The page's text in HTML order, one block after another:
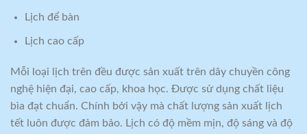
Lịch để bàn
Lịch cao cấp
Mỗi loại lịch trên đều được sản xuất trên dây chuyền công
nghệ hiện đại, cao cấp, khoa học. Được sử dụng chất liệu
bìa đạt chuẩn. Chính bởi vậy mà chất lượng sản xuất lịch
tết luôn được đảm bảo. Lịch có độ mềm mịn, độ sáng và độ